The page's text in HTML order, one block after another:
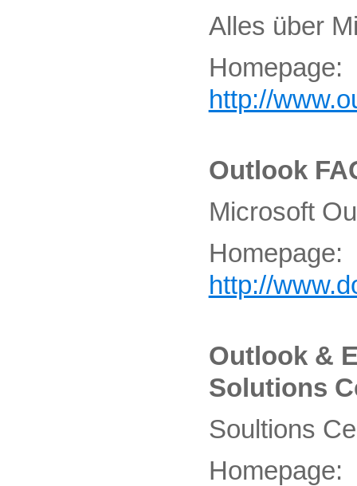
Alles über
Homepage:
http://
Outlook
Microsoft
Homepage:
http://
Outlook &
Solutions
Soultions
Homepage: